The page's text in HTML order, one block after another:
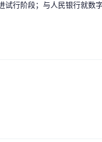
行阶段；与人民银行就数